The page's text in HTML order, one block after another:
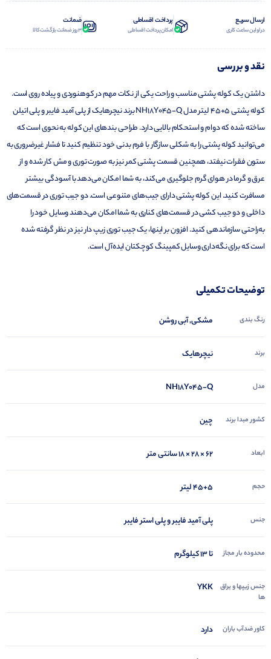
ارسال سریع
در اولین ساعت کاری
پرداخت اقساطی
امکان پرداخت اقساطی
ضمانت
3 روز ضمانت بازگشت کالا
نقد و بررسی
داشتن یک کوله پشتی مناسب و راحت یکی از نکات مهم در کوهنوردی و پیاده روی است.
کوله پشتی 5+45 لیتر مدل NH18Y045-Q برند نیچرهایک از پلی آمید فایبر و پلی اتیلن
ساخته شده که دوام و استحکام بالایی دارد. طراحی بندهای این کوله به نحوی است که
می‌توانید کوله پشتی را به شکلی سازگار با فرم بدنی خود تنظیم کنید تا فشار غیرضروری به
ستون فقرات نیفتد، همچنین قسمت پشتی کمر نیز به صورت توری و مش کار شده و از
عرق و گرما در هوای گرم جلوگیری می‌کند، به شما امکان می‌دهد با آسودگی بیشتر
مسافرت کنید. این کوله پشتی دارای جیب‌های متنوعی است. دو جیب توری در قسمت‌های
داخلی و دو جیب کشی در قسمت‌های کناری به شما امکان می‌دهند وسایل خود را
به‌راحتی سازماندهی کنید. افزون بر اینها، یک جیب توری زیپ دار نیز در نظر گرفته شده
است که برای نگه‌داری وسایل کمپینگ کوچکتان ایده‌آل است.
توضیحات تکمیلی
رنگ بندی مشکی, آبی روشن
برند نیچرهایک
مدل NH18Y045-Q
کشور مبدا برند چین
ابعاد 62 × 28 × 18 سانتی متر
حجم 45+5 لیتر
جنس پلی آمید فایبر و پلی استر فایبر
محدوده بار مجاز تا 13 کیلوگرم
جنس زیپها و یراق
ها
YKK
کاور ضدآب باران دارد